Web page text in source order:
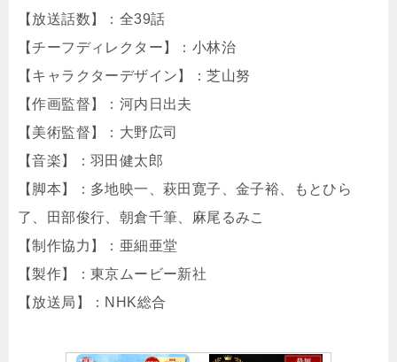
【放送話数】：全39話
【チーフディレクター】：小林治
【キャラクターデザイン】：芝山努
【作画監督】：河内日出夫
【美術監督】：大野広司
【音楽】：羽田健太郎
【脚本】：多地映一、萩田寛子、金子裕、もとひら
了、田部俊行、朝倉千筆、麻尾るみこ
【制作協力】：亜細亜堂
【製作】：東京ムービー新社
【放送局】：NHK総合